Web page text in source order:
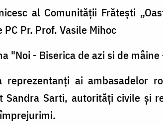
al Comunității Frătești
Pr. Prof. Vasile Mihoc
"Noi - Biserica de azi si de
ai ambasadelor
Sandra Sarti, autorități civile și